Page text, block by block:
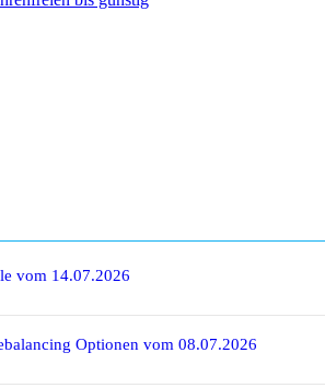
vom 14.07.2026
Optionen vom 08.07.2026